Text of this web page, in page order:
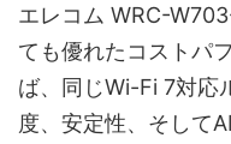
エレコム WRC-
ても優れたコストパ
ば、同じWi-Fi 7対応
度、安定性、そして